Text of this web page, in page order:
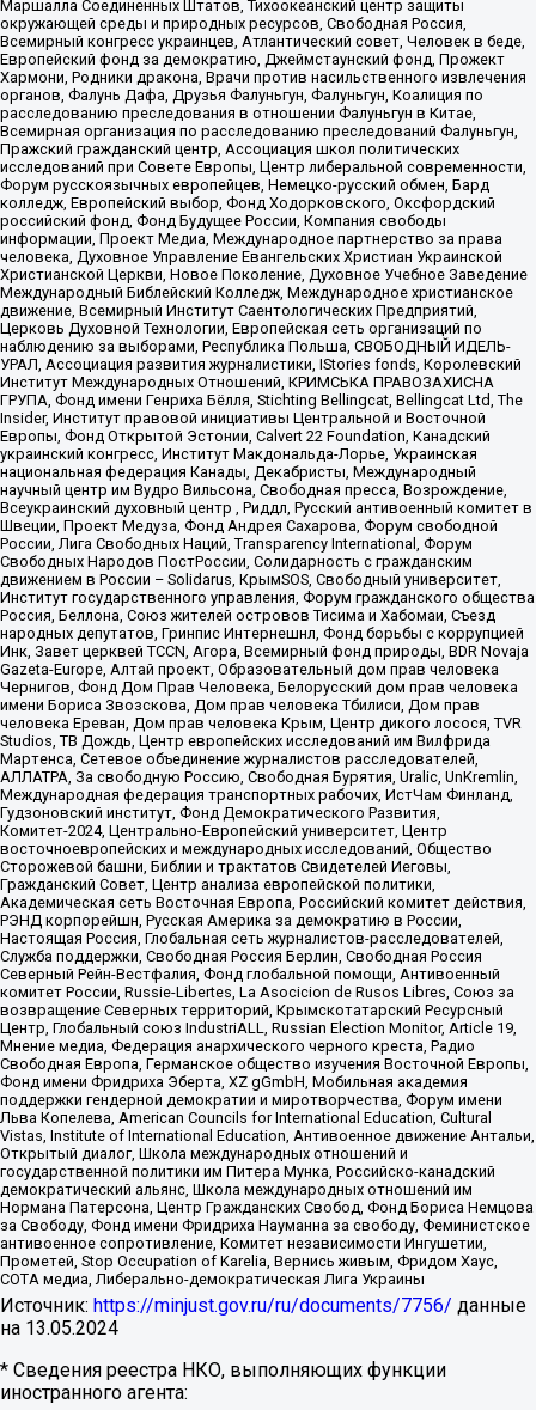
Маршалла Соединенных Штатов, Тихоокеанский центр защиты
окружающей среды и природных ресурсов, Свободная Россия,
Всемирный конгресс украинцев, Атлантический совет, Человек в беде,
Европейский фонд за демократию, Джеймстаунский фонд, Прожект
Хармони, Родники дракона, Врачи против насильственного извлечения
органов, Фалунь Дафа, Друзья Фалуньгун, Фалуньгун, Коалиция по
расследованию преследования в отношении Фалуньгун в Китае,
Всемирная организация по расследованию преследований Фалуньгун,
Пражский гражданский центр, Ассоциация школ политических
исследований при Совете Европы, Центр либеральной современности,
Форум русскоязычных европейцев, Немецко-русский обмен, Бард
колледж, Европейский выбор, Фонд Ходорковского, Оксфордский
российский фонд, Фонд Будущее России, Компания свободы
информации, Проект Медиа, Международное партнерство за права
человека, Духовное Управление Евангельских Христиан Украинской
Христианской Церкви, Новое Поколение, Духовное Учебное Заведение
Международный Библейский Колледж, Международное христианское
движение, Всемирный Институт Саентологических Предприятий,
Церковь Духовной Технологии, Европейская сеть организаций по
наблюдению за выборами, Республика Польша, СВОБОДНЫЙ ИДЕЛЬ-
УРАЛ, Ассоциация развития журналистики, IStories fonds, Королевский
Институт Международных Отношений, КРИМСЬКА ПРАВОЗАХИСНА
ГРУПА, Фонд имени Генриха Бёлля, Stichting Bellingcat, Bellingcat Ltd, The
Insider, Институт правовой инициативы Центральной и Восточной
Европы, Фонд Открытой Эстонии, Calvert 22 Foundation, Канадский
украинский конгресс, Институт Макдональда-Лорье, Украинская
национальная федерация Канады, Декабристы, Международный
научный центр им Вудро Вильсона, Свободная пресса, Возрождение,
Всеукраинский духовный центр , Риддл, Русский антивоенный комитет в
Швеции, Проект Медуза, Фонд Андрея Сахарова, Форум свободной
России, Лига Свободных Наций, Transparеncy International, Форум
Свободных Народов ПостРоссии, Солидарность с гражданским
движением в России – Solidarus, КрымSOS, Свободный университет,
Институт государственного управления, Форум гражданского общества
Россия, Беллона, Союз жителей островов Тисима и Хабомаи, Съезд
народных депутатов, Гринпис Интернешнл, Фонд борьбы с коррупцией
Инк, Завет церквей TCCN, Агора, Всемирный фонд природы, BDR Novaja
Gazeta-Europe, Алтай проект, Образовательный дом прав человека
Чернигов, Фонд Дом Прав Человека, Белорусский дом прав человека
имени Бориса Звозскова, Дом прав человека Тбилиси, Дом прав
человека Ереван, Дом прав человека Крым, Центр дикого лосося, TVR
Studios, ТВ Дождь, Центр европейских исследований им Вилфрида
Мартенса, Сетевое объединение журналистов расследователей,
АЛЛАТРА, За свободную Россию, Свободная Бурятия, Uralic, UnKremlin,
Международная федерация транспортных рабочих, ИстЧам Финланд,
Гудзоновский институт, Фонд Демократического Развития,
Комитет-2024, Центрально-Европейский университет, Центр
восточноевропейских и международных исследований, Общество
Сторожевой башни, Библии и трактатов Свидетелей Иеговы,
Гражданский Совет, Центр анализа европейской политики,
Академическая сеть Восточная Европа, Российский комитет действия,
РЭНД корпорейшн, Русская Америка за демократию в России,
Настоящая Россия, Глобальная сеть журналистов-расследователей,
Служба поддержки, Свободная Россия Берлин, Свободная Россия
Северный Рейн-Вестфалия, Фонд глобальной помощи, Антивоенный
комитет России, Russie-Libertes, La Asocicion de Rusos Libres, Союз за
возвращение Северных территорий, Крымскотатарский Ресурсный
Центр, Глобальный союз IndustriALL, Russian Election Monitor, Article 19,
Мнение медиа, Федерация анархического черного креста, Радио
Свободная Европа, Германское общество изучения Восточной Европы,
Фонд имени Фридриха Эберта, XZ gGmbH, Мобильная академия
поддержки гендерной демократии и миротворчества, Форум имени
Льва Копелева, American Councils for International Education, Cultural
Vistas, Institute of International Education, Антивоенное движение Антальи,
Открытый диалог, Школа международных отношений и
государственной политики им Питера Мунка, Российско-канадский
демократический альянс, Школа международных отношений им
Нормана Патерсона, Центр Гражданских Свобод, Фонд Бориса Немцова
за Свободу, Фонд имени Фридриха Науманна за свободу, Феминистское
антивоенное сопротивление, Комитет независимости Ингушетии,
Прометей, Stop Occupation of Karelia, Вернись живым, Фридом Хаус,
СОТА медиа, Либерально-демократическая Лига Украины
Источник: https://minjust.gov.ru/ru/documents/7756/ данные
на 13.05.2024
* Сведения реестра НКО, выполняющих функции
иностранного агента: